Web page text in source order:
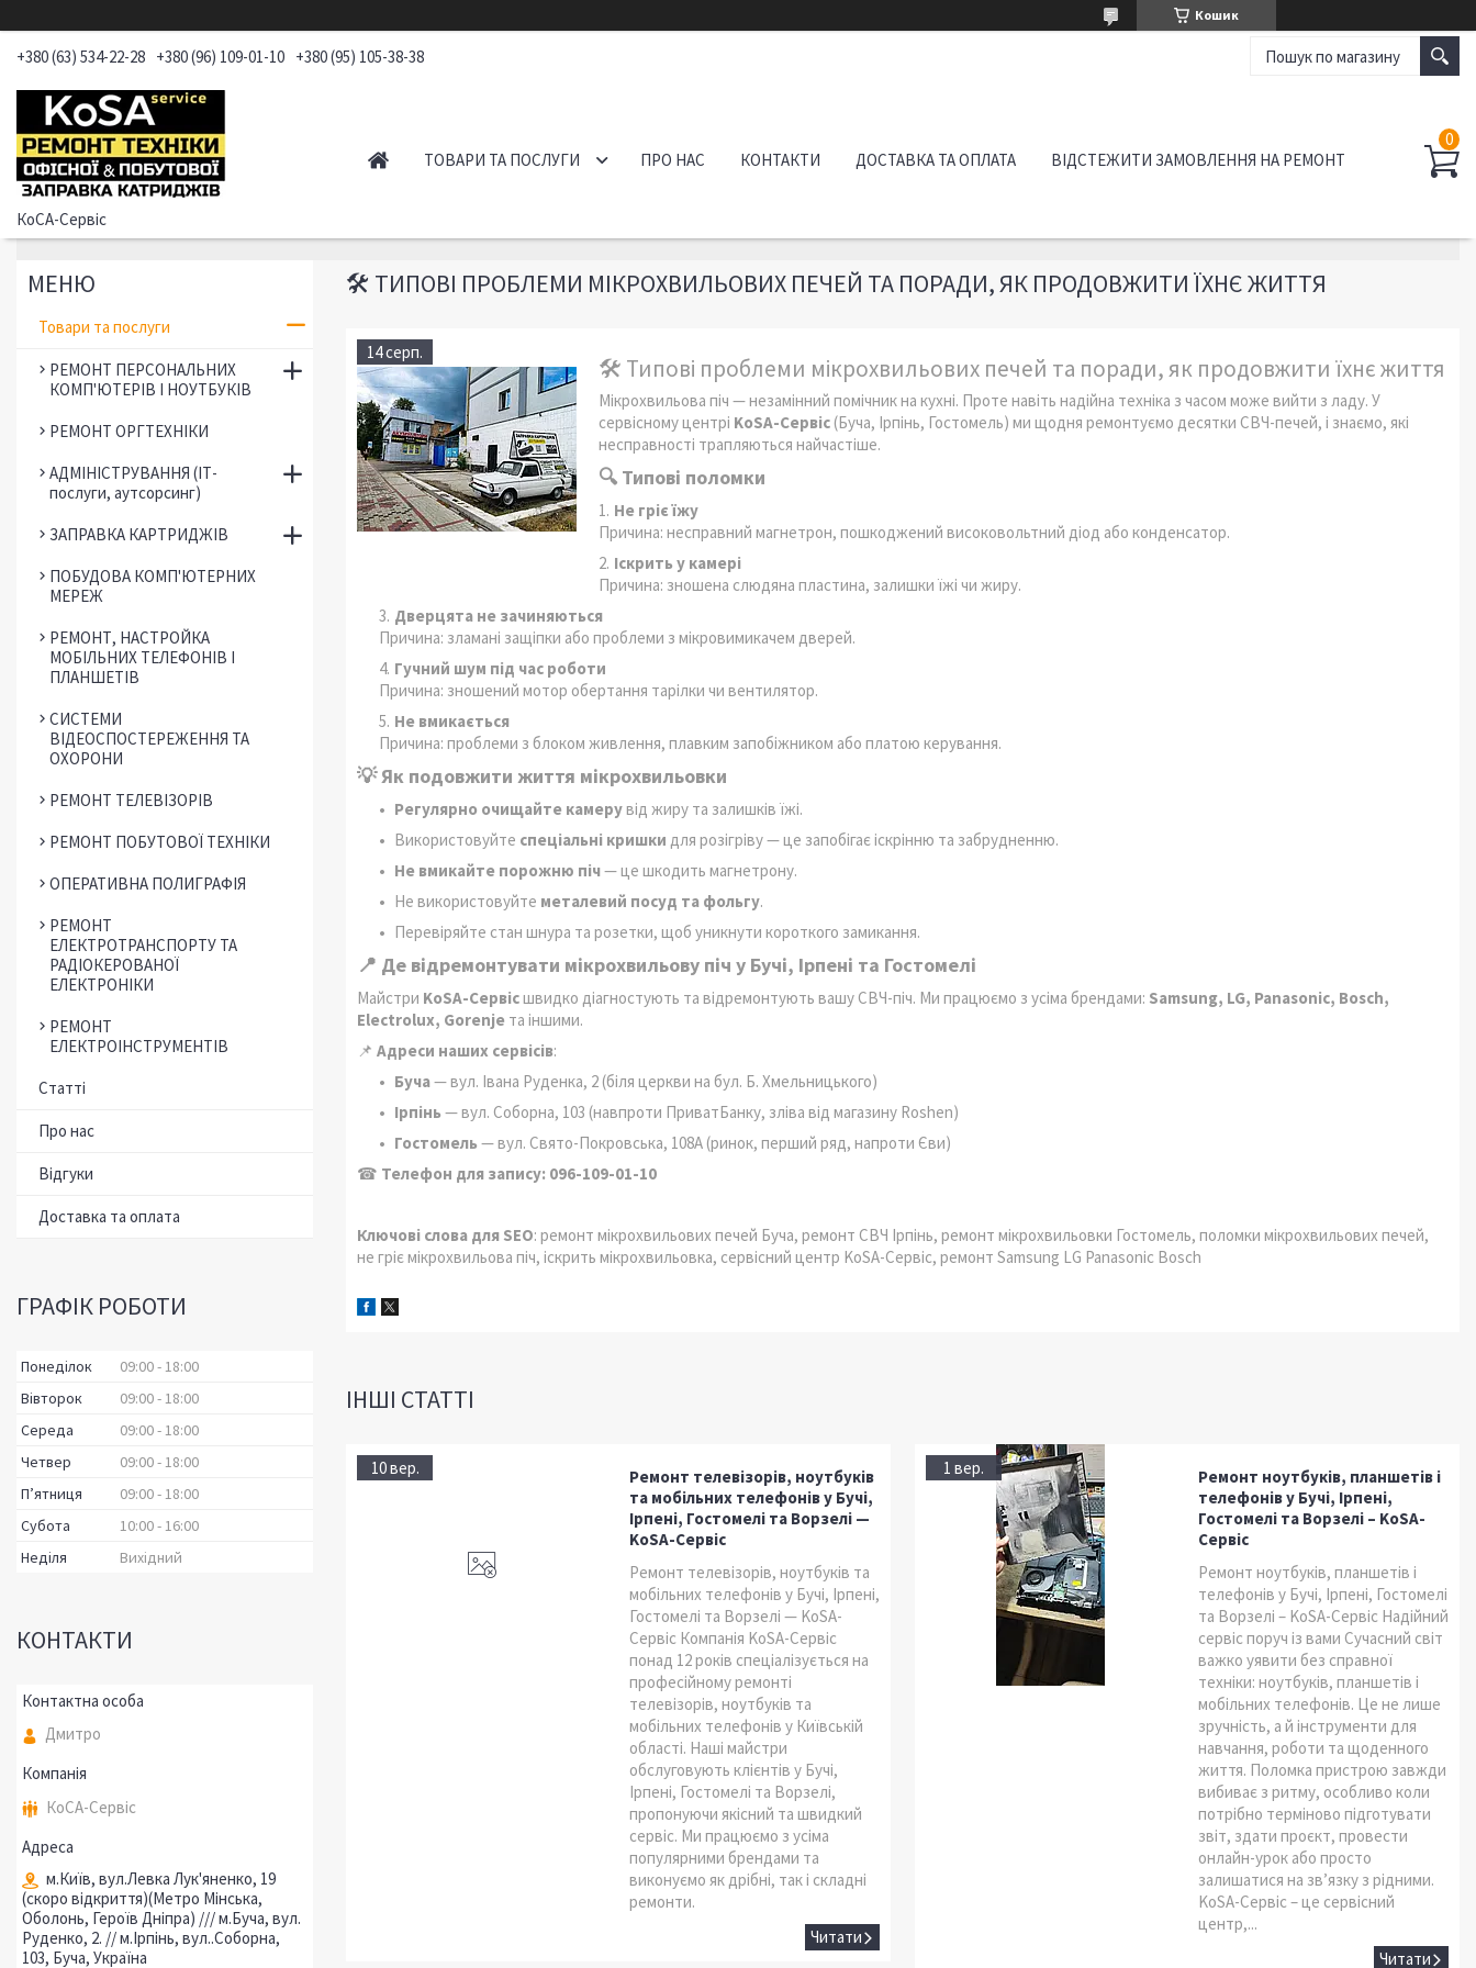
Кошик
+380 (63) 534-22-28 +380 (96) 109-01-10 +380 (95) 105-38-38
КоСА-Сервіс
ТОВАРИ ТА ПОСЛУГИ ПРО НАС КОНТАКТИ ДОСТАВКА ТА ОПЛАТА ВІДСТЕЖИТИ ЗАМОВЛЕННЯ НА РЕМОНТ
🛠 ТИПОВІ ПРОБЛЕМИ МІКРОХВИЛЬОВИХ ПЕЧЕЙ ТА ПОРАДИ, ЯК ПРОДОВЖИТИ ЇХНЄ ЖИТТЯ
14 серп.
🛠 Типові проблеми мікрохвильових печей та поради, як продовжити їхнє життя
Мікрохвильова піч — незамінний помічник на кухні. Проте навіть надійна техніка з часом може вийти з ладу. У
сервісному центрі KoSA-Сервіс (Буча, Ірпінь, Гостомель) ми щодня ремонтуємо десятки СВЧ-печей, і знаємо, які
несправності трапляються найчастіше.
🔍 Типові поломки
Не гріє їжу
Причина: несправний магнетрон, пошкоджений високовольтний діод або конденсатор.
Іскрить у камері
Причина: зношена слюдяна пластина, залишки їжі чи жиру.
Дверцята не зачиняються
Причина: зламані защіпки або проблеми з мікровимикачем дверей.
Гучний шум під час роботи
Причина: зношений мотор обертання тарілки чи вентилятор.
Не вмикається
Причина: проблеми з блоком живлення, плавким запобіжником або платою керування.
💡 Як подовжити життя мікрохвильовки
Регулярно очищайте камерувід жиру та залишків їжі.
Використовуйте спеціальні кришки для розігріву — це запобігає іскрінню та забрудненню.
Не вмикайте порожню піч— це шкодить магнетрону.
Не використовуйте металевий посуд та фольгу.
Перевіряйте стан шнура та розетки, щоб уникнути короткого замикання.
📍 Де відремонтувати мікрохвильову піч у Бучі, Ірпені та Гостомелі
Майстри KoSA-Сервісшвидко діагностують та відремонтують вашу СВЧ-піч. Ми працюємо з усіма брендами: Samsung, LG, Panasonic, Bosch,
Electrolux, Gorenje та іншими.
📌 Адреси наших сервісів:
Буча— вул. Івана Руденка, 2 (біля церкви на бул. Б. Хмельницького)
Ірпінь — вул. Соборна, 103 (навпроти ПриватБанку, зліва від магазину Roshen)
Гостомель — вул. Свято-Покровська, 108А (ринок, перший ряд, напроти Єви)
☎ Телефон для запису: 096-109-01-10
Ключові слова для SEO: ремонт мікрохвильових печей Буча, ремонт СВЧ Ірпінь, ремонт мікрохвильовки Гостомель, поломки мікрохвильових печей,
не гріє мікрохвильова піч, іскрить мікрохвильовка, сервісний центр KoSA-Сервіс, ремонт Samsung LG Panasonic Bosch
ІНШІ СТАТТІ
10 вер.
Ремонт телевізорів, ноутбуків
та мобільних телефонів у Бучі,
Ірпені, Гостомелі та Ворзелі —
KoSA-Сервіс
Ремонт телевізорів, ноутбуків та
мобільних телефонів у Бучі, Ірпені,
Гостомелі та Ворзелі — KoSA-
Сервіс Компанія KoSA-Сервіс
понад 12 років спеціалізується на
професійному ремонті
телевізорів, ноутбуків та
мобільних телефонів у Київській
області. Наші майстри
обслуговують клієнтів у Бучі,
Ірпені, Гостомелі та Ворзелі,
пропонуючи якісний та швидкий
сервіс. Ми працюємо з усіма
популярними брендами та
виконуємо як дрібні, так і складні
ремонти.
1 вер.
Ремонт ноутбуків, планшетів і
телефонів у Бучі, Ірпені,
Гостомелі та Ворзелі – KoSA-
Сервіс
Ремонт ноутбуків, планшетів і
телефонів у Бучі, Ірпені, Гостомелі
та Ворзелі – KoSA-Сервіс Надійний
сервіс поруч із вами Сучасний світ
важко уявити без справної
техніки: ноутбуків, планшетів і
мобільних телефонів. Це не лише
зручність, а й інструменти для
навчання, роботи та щоденного
життя. Поломка пристрою завжди
вибиває з ритму, особливо коли
потрібно терміново підготувати
звіт, здати проєкт, провести
онлайн-урок або просто
залишатися на зв’язку з рідними.
KoSA-Сервіс – це сервісний
центр,...
Товари та послуги
РЕМОНТ ПЕРСОНАЛЬНИХ
КОМП'ЮТЕРІВ І НОУТБУКІВ
РЕМОНТ ОРГТЕХНІКИ
АДМІНІСТРУВАННЯ (ІТ-
послуги, аутсорсинг)
ЗАПРАВКА КАРТРИДЖІВ
ПОБУДОВА КОМП'ЮТЕРНИХ
МЕРЕЖ
РЕМОНТ, НАСТРОЙКА
МОБІЛЬНИХ ТЕЛЕФОНІВ І
ПЛАНШЕТІВ
СИСТЕМИ
ВІДЕОСПОСТЕРЕЖЕННЯ ТА
ОХОРОНИ
РЕМОНТ ТЕЛЕВІЗОРІВ
РЕМОНТ ПОБУТОВОЇ ТЕХНІКИ
ОПЕРАТИВНА ПОЛИГРАФІЯ
РЕМОНТ
ЕЛЕКТРОТРАНСПОРТУ ТА
РАДІОКЕРОВАНОЇ
ЕЛЕКТРОНІКИ
РЕМОНТ
ЕЛЕКТРОІНСТРУМЕНТІВ
Статті
Про нас
Відгуки
Доставка та оплата
ГРАФІК РОБОТИ
Понеділок 09:00 18:00
Вівторок
09:00 18:00
Середа
09:00 18:00
Четвер
09:00 18:00
Пʼятниця
09:00 18:00
Субота
10:00 16:00
Неділя
Вихідний
КОНТАКТИ
Дмитро
КоСА-Сервіс
м.Київ, вул.Левка Лук'яненко, 19
(скоро відкриття)(Метро Мінська,
Оболонь, Героїв Дніпра) /// м.Буча, вул.
Руденко, 2. // м.Ірпінь, вул..Соборна,
103, Буча, Україна